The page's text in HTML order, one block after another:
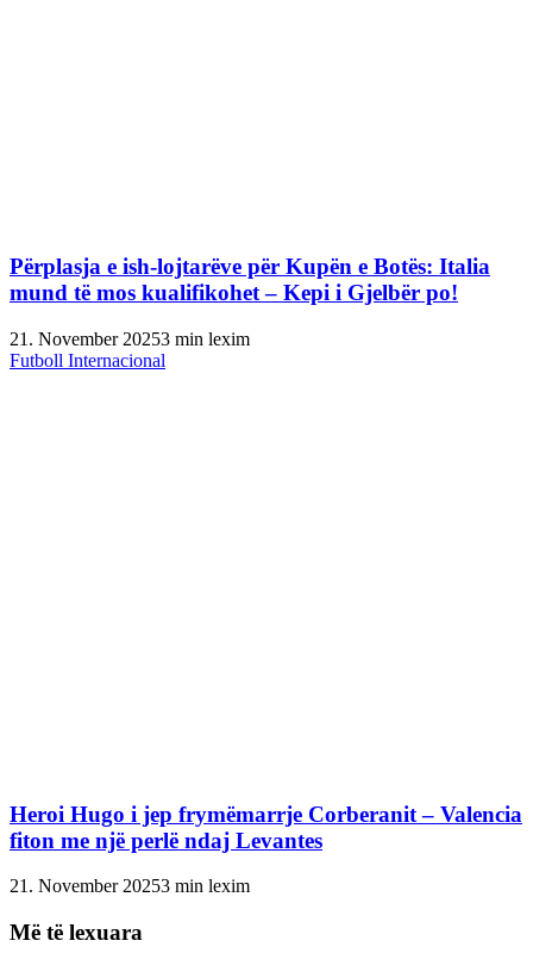
Përplasja e ish-lojtarëve për Kupën e Botës: Italia
mund të mos kualifikohet – Kepi i Gjelbër po!
21. November 20253 min lexim
Futboll Internacional
Heroi Hugo i jep frymëmarrje Corberanit – Valencia
fiton me një perlë ndaj Levantes
21. November 20253 min lexim
Më të lexuara